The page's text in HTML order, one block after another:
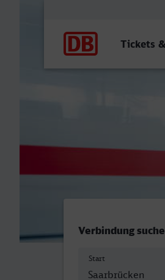
Tickets
Saarbrücken
Verbindung
Start